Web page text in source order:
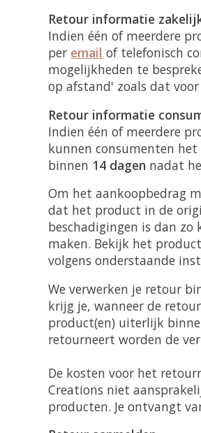
Retour informatie
Indien één of meerdere
per email of telefonisch
mogelijkheden te
op afstand' zoals dat
Retour informatie
Indien één of meerdere
kunnen consumenten
binnen 14 dagen nadat
Om het aankoopbedrag
dat het product in de
beschadigingen is dan
maken. Bekijk het
volgens onderstaande
We verwerken je retour
krijg je, wanneer de
product(en) uiterlijk
retourneert worden de
De kosten voor het
Creations niet
producten. Je ontvangt